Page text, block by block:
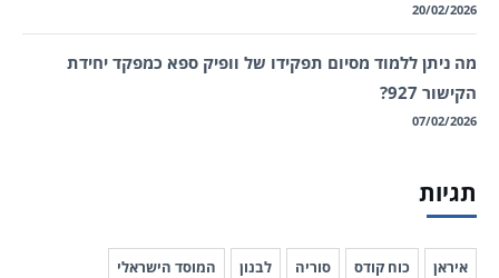
20/02/2026
מה ניתן ללמוד מסיום תפקידו של וופיק ספא כמפקד יחידת
הקישור 927?
07/02/2026
תגיות
איראן כוח קודס סוריה לבנון המוסד הישראלי